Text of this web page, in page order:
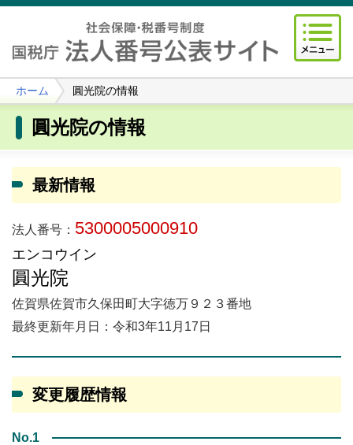
ホーム 圓光院の情報
圓光院の情報
最新情報
法人番号： 5300005000910
エンコウイン
圓光院
佐賀県佐賀市久保田町大字徳万９２３番地
最終更新年月日：令和3年11月17日
変更履歴情報
No.1